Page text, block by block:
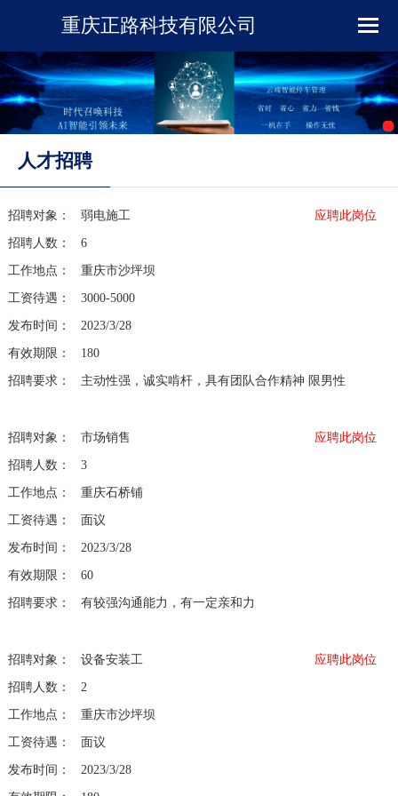
企业简介
产品展示
在线留言
人才招聘
重庆正路科技有限公司
人才招聘
招聘对象： 弱电施工 应聘此岗位
招聘人数： 6
工作地点： 重庆市沙坪坝
工资待遇： 3000-5000
发布时间： 2023/3/28
有效期限： 180
招聘要求： 主动性强，诚实啃杆，具有团队合作精神 限男性
招聘对象： 市场销售 应聘此岗位
招聘人数： 3
工作地点： 重庆石桥铺
工资待遇： 面议
发布时间： 2023/3/28
有效期限： 60
招聘要求： 有较强沟通能力，有一定亲和力
招聘对象： 设备安装工 应聘此岗位
招聘人数： 2
工作地点： 重庆市沙坪坝
工资待遇： 面议
发布时间： 2023/3/28